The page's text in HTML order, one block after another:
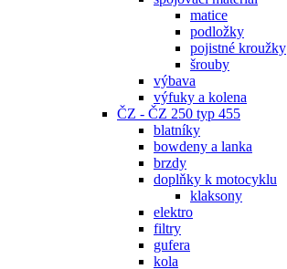
matice
podložky
pojistné kroužky
šrouby
výbava
výfuky a kolena
ČZ - ČZ 250 typ 455
blatníky
bowdeny a lanka
brzdy
doplňky k motocyklu
klaksony
elektro
filtry
gufera
kola